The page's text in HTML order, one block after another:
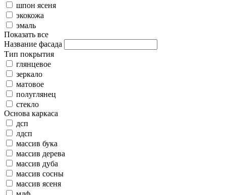
шпон ясеня
экокожа
эмаль
Показать все
Название фасада
Тип покрытия
глянцевое
зеркало
матовое
полуглянец
стекло
Основа каркаса
дсп
лдсп
массив бука
массив дерева
массив дуба
массив сосны
массив ясеня